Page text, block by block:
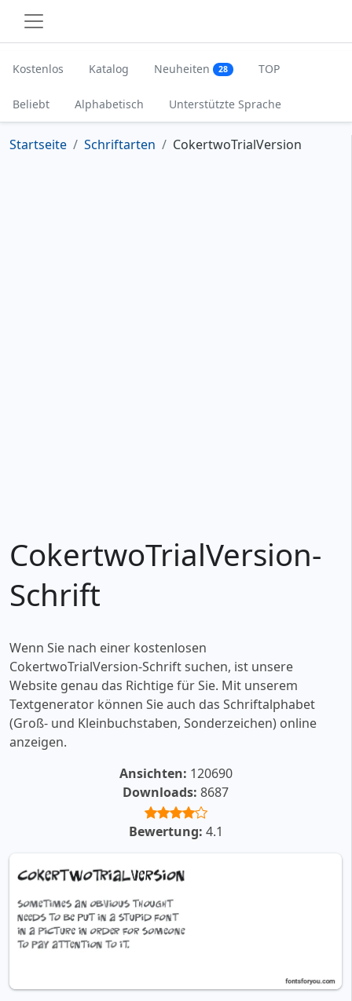
Kostenlos Katalog Neuheiten 28 TOP
Beliebt Alphabetisch Unterstützte Sprache
Startseite Schriftarten CokertwoTrialVersion
CokertwoTrialVersion-
Schrift
Wenn Sie nach einer kostenlosen
CokertwoTrialVersion-Schrift suchen, ist unsere
Website genau das Richtige für Sie. Mit unserem
Textgenerator können Sie auch das Schriftalphabet
(Groß- und Kleinbuchstaben, Sonderzeichen) online
anzeigen.
Ansichten: 120690
Downloads: 8687
Bewertung: 4.1